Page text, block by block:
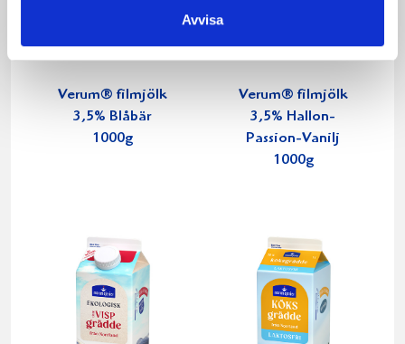
Avvisa
Verum® filmjölk
3,5% Blåbär
1000g
Verum® filmjölk
3,5% Hallon-
Passion-Vanilj
1000g